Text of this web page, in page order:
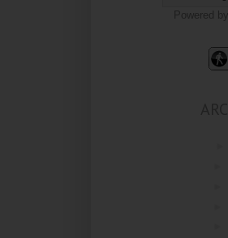
Powered by